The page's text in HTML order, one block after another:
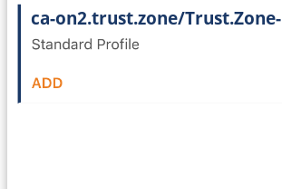
ca-on2.trust.zone/